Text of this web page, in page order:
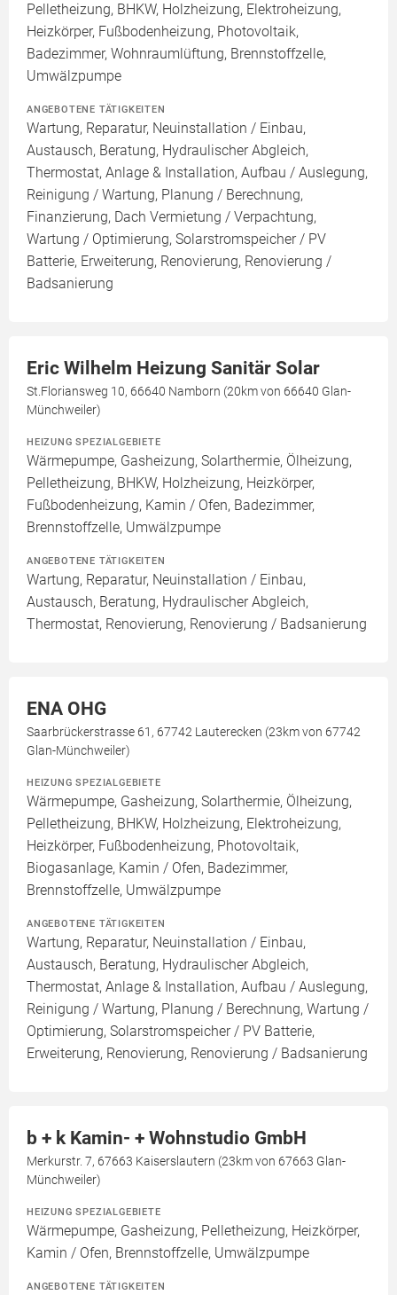
Pelletheizung, BHKW, Holzheizung, Elektroheizung,
Heizkörper, Fußbodenheizung, Photovoltaik,
Badezimmer, Wohnraumlüftung, Brennstoffzelle,
Umwälzpumpe
ANGEBOTENE TÄTIGKEITEN
Wartung, Reparatur, Neuinstallation / Einbau,
Austausch, Beratung, Hydraulischer Abgleich,
Thermostat, Anlage & Installation, Aufbau / Auslegung,
Reinigung / Wartung, Planung / Berechnung,
Finanzierung, Dach Vermietung / Verpachtung,
Wartung / Optimierung, Solarstromspeicher / PV
Batterie, Erweiterung, Renovierung, Renovierung /
Badsanierung
Eric Wilhelm Heizung Sanitär Solar
St.Floriansweg 10, 66640 Namborn (20km von 66640 Glan-
Münchweiler)
HEIZUNG SPEZIALGEBIETE
Wärmepumpe, Gasheizung, Solarthermie, Ölheizung,
Pelletheizung, BHKW, Holzheizung, Heizkörper,
Fußbodenheizung, Kamin / Ofen, Badezimmer,
Brennstoffzelle, Umwälzpumpe
ANGEBOTENE TÄTIGKEITEN
Wartung, Reparatur, Neuinstallation / Einbau,
Austausch, Beratung, Hydraulischer Abgleich,
Thermostat, Renovierung, Renovierung / Badsanierung
ENA OHG
Saarbrückerstrasse 61, 67742 Lauterecken (23km von 67742
Glan-Münchweiler)
HEIZUNG SPEZIALGEBIETE
Wärmepumpe, Gasheizung, Solarthermie, Ölheizung,
Pelletheizung, BHKW, Holzheizung, Elektroheizung,
Heizkörper, Fußbodenheizung, Photovoltaik,
Biogasanlage, Kamin / Ofen, Badezimmer,
Brennstoffzelle, Umwälzpumpe
ANGEBOTENE TÄTIGKEITEN
Wartung, Reparatur, Neuinstallation / Einbau,
Austausch, Beratung, Hydraulischer Abgleich,
Thermostat, Anlage & Installation, Aufbau / Auslegung,
Reinigung / Wartung, Planung / Berechnung, Wartung /
Optimierung, Solarstromspeicher / PV Batterie,
Erweiterung, Renovierung, Renovierung / Badsanierung
b + k Kamin- + Wohnstudio GmbH
Merkurstr. 7, 67663 Kaiserslautern (23km von 67663 Glan-
Münchweiler)
HEIZUNG SPEZIALGEBIETE
Wärmepumpe, Gasheizung, Pelletheizung, Heizkörper,
Kamin / Ofen, Brennstoffzelle, Umwälzpumpe
ANGEBOTENE TÄTIGKEITEN